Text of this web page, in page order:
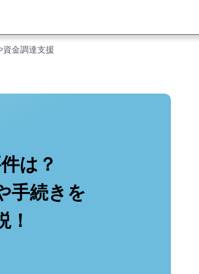
資金調達支援
は？
手続きを
！